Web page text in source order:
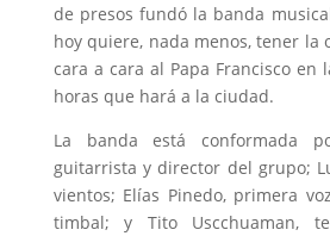
de presos fundó la banda
hoy quiere, nada menos, tener la
cara a cara al Papa Francisco en
horas que hará a la ciudad.
La banda está conformada
guitarrista y director del grupo;
vientos; Elías Pinedo, primera
timbal; y Tito Uscchuaman,